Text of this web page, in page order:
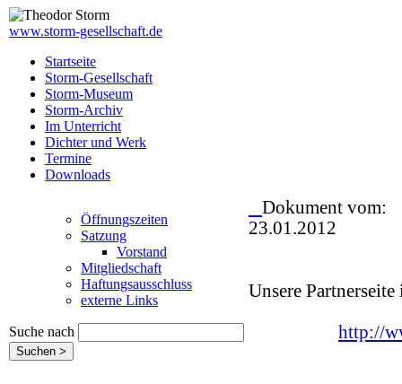
www.storm-gesellschaft.de
Startseite
Storm-Gesellschaft
Storm-Museum
Storm-Archiv
Im Unterricht
Dichter und Werk
Termine
Downloads
Öffnungszeiten
Satzung
Vorstand
Mitgliedschaft
Haftungsausschluss
externe Links
Suche nach
Dokument vom:
23.01.2012
Unsere
http://